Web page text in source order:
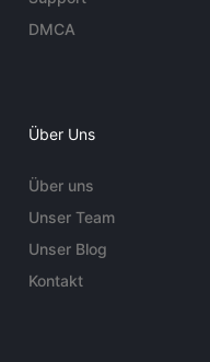
DMCA
Über Uns
Über uns
Unser Team
Unser Blog
Kontakt